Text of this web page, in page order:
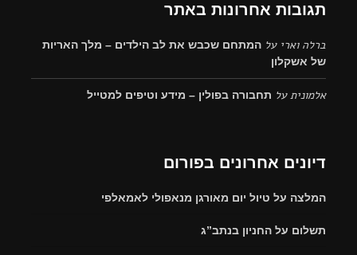
תגובות אחרונות באתר
ברלה וארי על המתחם שכבש את לב הילדים – מלך האריות
של אשקלון
אלמוניתעל תחבורה בפולין – מידע וטיפים למטייל
דיונים אחרונים בפורום
המלצה על טיול יום מאורגן מנאפולי לאמאלפי
תשלום על החניון בנתב”ג